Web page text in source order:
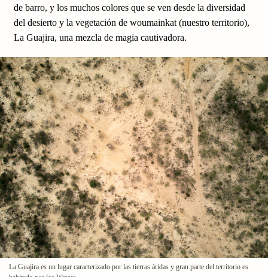
de barro, y los muchos colores que se ven desde la diversidad
del desierto y la vegetación de woumainkat (nuestro territorio),
La Guajira, una mezcla de magia cautivadora.
La Guajira es un lugar caracterizado por las tierras áridas y gran parte del territorio es